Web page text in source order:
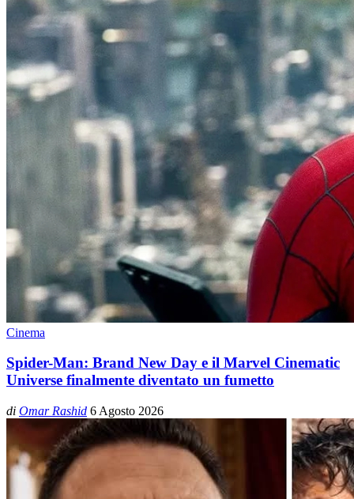
Cinema
Spider-Man: Brand New Day e il Marvel Cinematic
Universe finalmente diventato un fumetto
di Omar Rashid 6 Agosto 2026